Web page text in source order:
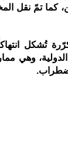
كما تمّ نقل
تُشكل
الدولية، وهي